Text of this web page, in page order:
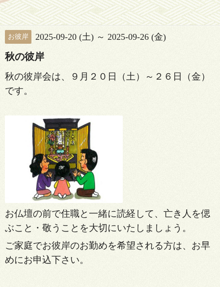
お彼岸 2025-09-20 (土) ～ 2025-09-26 (金)
秋の彼岸
秋の彼岸会は、９月２０日（土）～２６日（金）
です。
お仏壇の前で住職と一緒に読経して、 亡き人を偲
ぶこと・敬うことを大切にいたしましょう。
ご家庭でお彼岸のお勤めを希望される方は、お早
めにお申込下さい。